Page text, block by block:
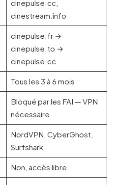
cinepulse.cc,
cinestream.info
cinepulse.fr →
cinepulse.to →
cinepulse.cc
Tous les 3 à 6 mois
Bloqué par les FAI — VPN
nécessaire
NordVPN, CyberGhost,
Surfshark
Non, accès libre